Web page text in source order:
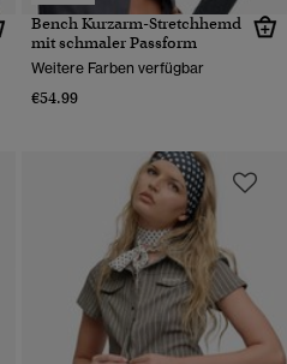
Bench Kurzarm-Stretchhemd
mit schmaler Passform
Weitere Farben verfügbar
€54.99